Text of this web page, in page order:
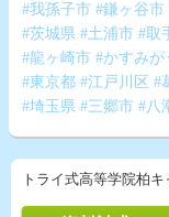
#我孫子市 #鎌ヶ谷
#茨城県 #土浦市 #取
#龍ヶ崎市 #かすみが
#東京都 #江戸川区 #
#埼玉県 #三郷市 #八
トライ式高等学院柏